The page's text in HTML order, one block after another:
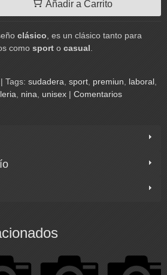
Añadir a Carrito
clásico, es un clásico tanto para
como sport o casual.
| Tags: sudadera sport premiun
laboral
nina unisex | Comentarios